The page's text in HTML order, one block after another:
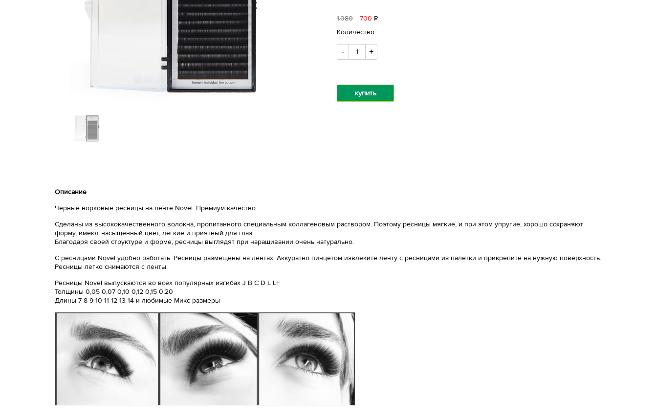
1080 700 Р
Количество:
- +
купить
Описание
Черные норковые ресницы на ленте Novel. Премиум качество.
Сделаны из высококачественного волокна, пропитанного специальным коллагеновым раствором. Поэтому ресницы мягкие, и при этом упругие, хорошо сохраняют
форму, имеют насыщенный цвет, легкие и приятный для глаз.
Благодаря своей структуре и форме, ресницы выглядят при наращивании очень натурально.
С ресницами Novel удобно работать. Ресницы размещены на лентах. Аккуратно пинцетом извлеките ленту с ресницами из палетки и прикрепите на нужную поверхность.
Ресницы легко снимаются с ленты.
Ресницы Novel выпускаются во всех популярных изгибах J B C D L L+
Толщины 0,05 0,07 0,10 0,12 0,15 0,20
Длины 7 8 9 10 11 12 13 14 и любимые Микс размеры